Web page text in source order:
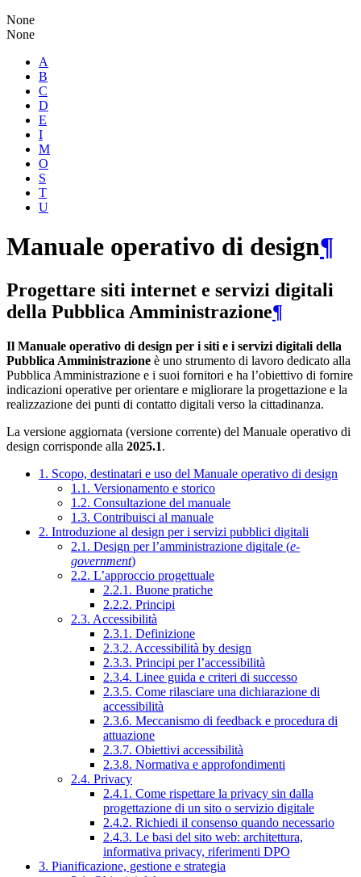
None
None
A
B
C
D
E
I
M
O
S
T
U
Manuale operativo di design¶
Progettare siti internet e servizi digitali
della Pubblica Amministrazione¶
Il Manuale operativo di design per i siti e i servizi digitali della
Pubblica Amministrazione è uno strumento di lavoro dedicato alla
Pubblica Amministrazione e i suoi fornitori e ha l’obiettivo di fornire
indicazioni operative per orientare e migliorare la progettazione e la
realizzazione dei punti di contatto digitali verso la cittadinanza.
La versione aggiornata (versione corrente) del Manuale operativo di
design corrisponde alla 2025.1.
1. Scopo, destinatari e uso del Manuale operativo di design
1.1. Versionamento e storico
1.2. Consultazione del manuale
1.3. Contribuisci al manuale
2. Introduzione al design per i servizi pubblici digitali
2.1. Design per l’amministrazione digitale (e-
government)
2.2. L’approccio progettuale
2.2.1. Buone pratiche
2.2.2. Principi
2.3. Accessibilità
2.3.1. Definizione
2.3.2. Accessibilità by design
2.3.3. Principi per l’accessibilità
2.3.4. Linee guida e criteri di successo
2.3.5. Come rilasciare una dichiarazione di
accessibilità
2.3.6. Meccanismo di feedback e procedura di
attuazione
2.3.7. Obiettivi accessibilità
2.3.8. Normativa e approfondimenti
2.4. Privacy
2.4.1. Come rispettare la privacy sin dalla
progettazione di un sito o servizio digitale
2.4.2. Richiedi il consenso quando necessario
2.4.3. Le basi del sito web: architettura,
informativa privacy, riferimenti DPO
3. Pianificazione, gestione e strategia